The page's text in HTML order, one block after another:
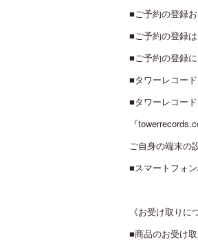
■ご予約の登録
■ご予約の登録
■ご予約の登録
■タワーレコー
■タワーレコー
『
ご自身の端末の
■スマートフォ
《お受け取りに
■商品のお受け